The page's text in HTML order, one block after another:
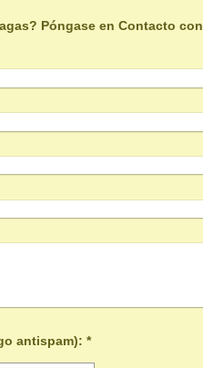
Póngase en Contacto con
Captcha (código antispam): *